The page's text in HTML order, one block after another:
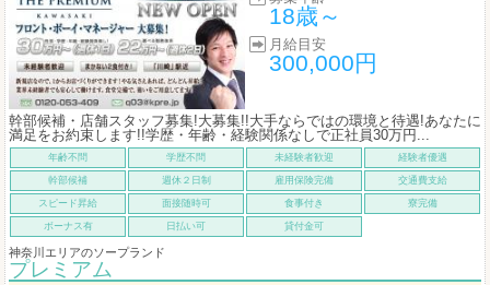
18歳～
月給目安
300,000円
幹部候補・店舗スタッフ募集!大募集!!大手ならではの環境と待遇!あなたに
満足をお約束します!!学歴・年齢・経験関係なしで正社員30万円...
年齢不問 学歴不問 未経験者歓迎 経験者優遇
幹部候補 週休２日制 雇用保険完備 交通費支給
スピード昇給 面接随時可 食事付き 寮完備
ボーナス有 日払い可 貸付金可
神奈川エリアのソープランド
プレミアム